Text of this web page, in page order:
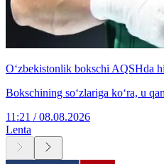
O‘zbekistonlik bokschi AQSHda
Bokschining so‘zlariga ko‘ra, u
11:21 / 08.08.2026
Lenta